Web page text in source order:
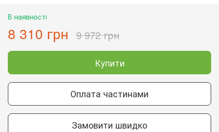
В наявності
8 310 грн 9 972 грн
Купити
Оплата частинами
Замовити швидко